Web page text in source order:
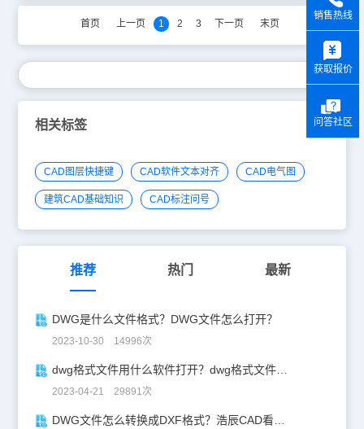
要借助第三方APP，有需要的小伙伴可以下载试用浩辰CAD看图王
APP，具体方法如下：首先打开苹果手机中的App Store，然后切换
后，回到手机桌面，点击浩辰CAD看图王图标打开。如下图所示：
其实不管是在手机上还是在电脑上打开DWG文件只需要你有CAD软
件就可以了。浩辰CAD看图王具有手机版、电脑版和网页版，查看
首页 上一页 1 2 3 下一页 末页
相关标签
CAD图层快捷键 CAD软件文本对齐 CAD电气图
建筑CAD基础知识 CAD标注问号
推荐 热门 最新
DWG是什么文件格式？DWG文件怎么打开？
2023-10-30 14996次
dwg格式文件用什么软件打开？dwg格式文件打开的四种方式！
2023-04-21 29891次
DWG文件怎么转换成DXF格式？浩辰CAD看图王帮你一键解决！
销售热线
获取报价
问答社区